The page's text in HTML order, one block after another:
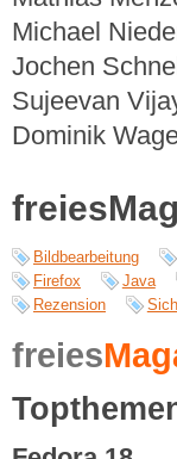
Michael
Jochen
Sujeevan
Dominik
Bildbearbeitung
Firefox
Java
Rezension
freies